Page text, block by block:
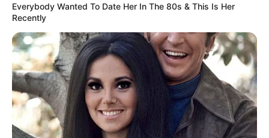
Irrland in Kevelaer - Hier kann Europas größte
bäuerliche Erlebnisoase auf mehr als 100.000 m²
besucht und erlebt werden. Möglichkeiten zum
Spielen, Lernen und Toben wurden in der
familienfreundlichen Freizeitanlage mit einem
hohen Erholungswert kombiniert. Hierzu gehören
auch eine zoologische Anlage und
Bademöglichkeiten. Informationen unterwww.irrlan
d.de.
Everybody Wanted To Date Her In The 80s & This Is Her
Recently